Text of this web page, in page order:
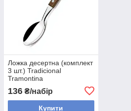
Ложка десертна (комплект
3 шт.) Tradicional
Tramontina
136 ₴/набір
Купити